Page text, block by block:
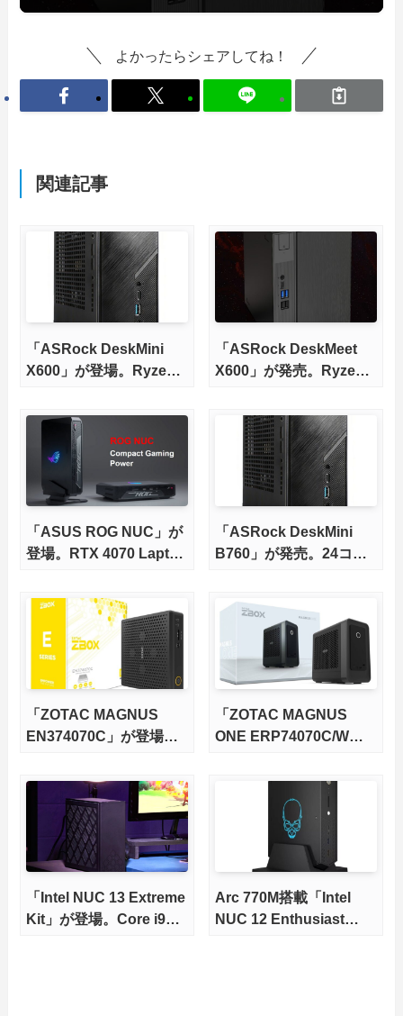
よかったらシェアしてね！
関連記事
「ASRock DeskMini
X600」が登場。Ryzen
対応
「ASRock DeskMeet
X600」が発売。Ryzen
対応
「ASUS ROG NUC」が
登場。RTX 4070 Laptop
PC
「ASRock DeskMini
B760」が発売。24コア
「ZOTAC MAGNUS
EN374070C」が登場。
搭載のベアボーンPC
「ZOTAC MAGNUS
ONE ERP74070C/W」
「Intel NUC 13 Extreme
Kit」が登場。Core i9
Arc 770M搭載「Intel
NUC 12 Enthusiast